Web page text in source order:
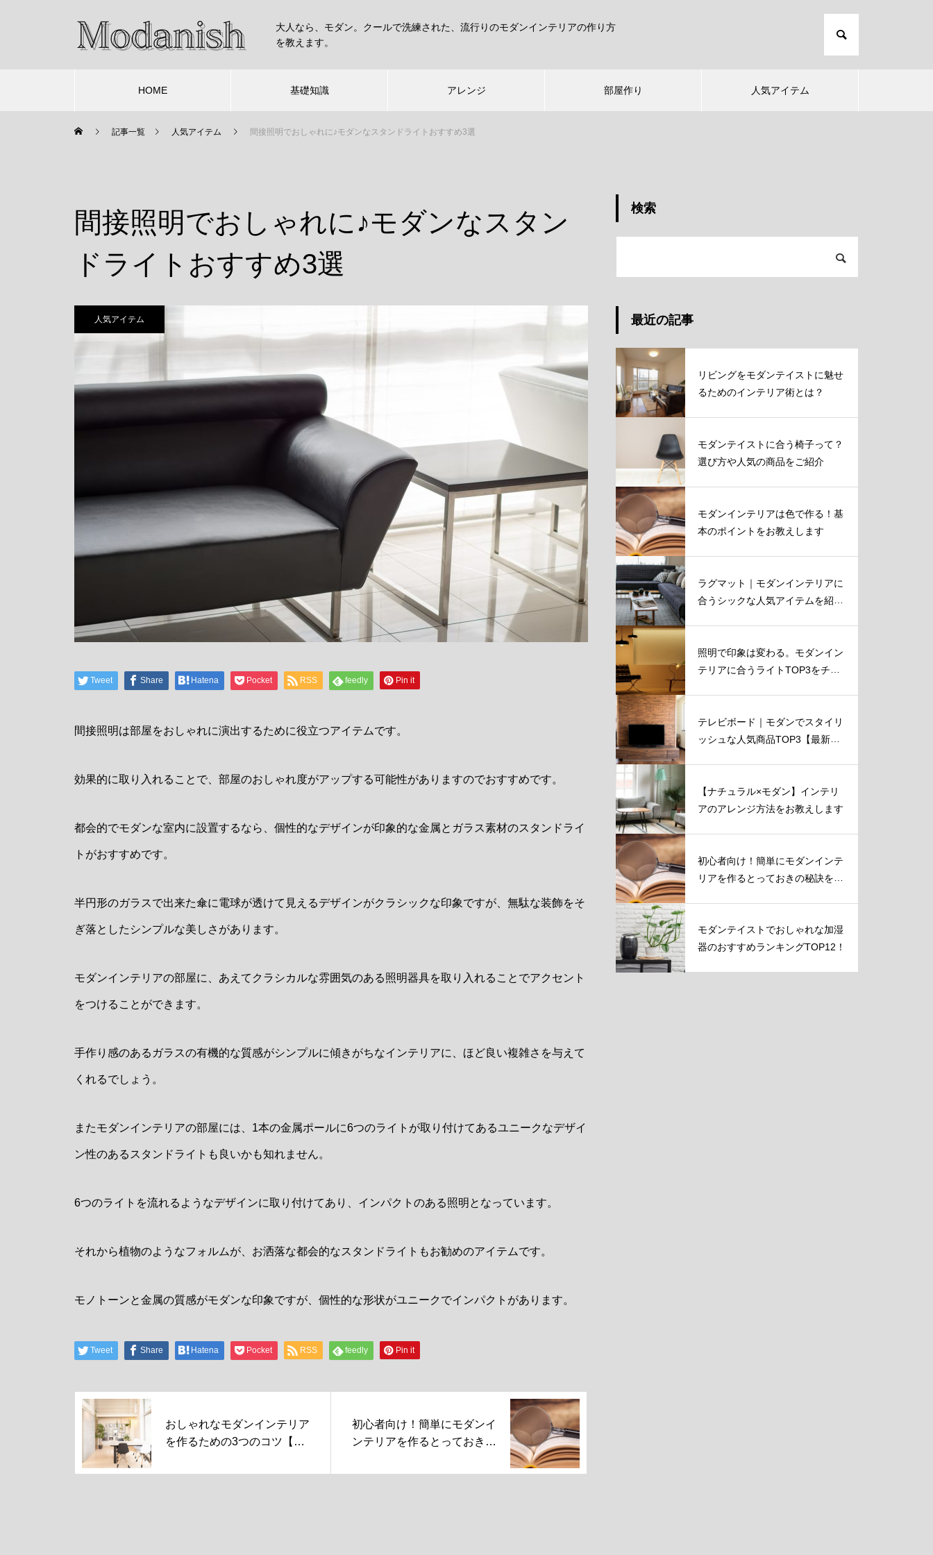
大人なら、モダン。クールで洗練された、流行りのモダンインテリアの作り方
を教えます。
HOME 基礎知識 アレンジ 部屋作り 人気アイテム
記事一覧 人気アイテム 間接照明でおしゃれに♪モダンなスタンドライトおすすめ3選
間接照明でおしゃれに♪モダンなスタン
ドライトおすすめ3選
人気アイテム
Tweet Share Hatena Pocket RSS feedly Pin it
間接照明は部屋をおしゃれに演出するために役立つアイテムです。
効果的に取り入れることで、部屋のおしゃれ度がアップする可能性がありますのでおすすめです。
都会的でモダンな室内に設置するなら、個性的なデザインが印象的な金属とガラス素材のスタンドライ
トがおすすめです。
半円形のガラスで出来た傘に電球が透けて見えるデザインがクラシックな印象ですが、無駄な装飾をそ
ぎ落としたシンプルな美しさがあります。
モダンインテリアの部屋に、あえてクラシカルな雰囲気のある照明器具を取り入れることでアクセント
をつけることができます。
手作り感のあるガラスの有機的な質感がシンプルに傾きがちなインテリアに、ほど良い複雑さを与えて
くれるでしょう。
またモダンインテリアの部屋には、1本の金属ポールに6つのライトが取り付けてあるユニークなデザイ
ン性のあるスタンドライトも良いかも知れません。
6つのライトを流れるようなデザインに取り付けてあり、インパクトのある照明となっています。
それから植物のようなフォルムが、お洒落な都会的なスタンドライトもお勧めのアイテムです。
モノトーンと金属の質感がモダンな印象ですが、個性的な形状がユニークでインパクトがあります。
Tweet Share Hatena Pocket RSS feedly Pin it
おしゃれなモダンインテリア
を作るための3つのコツ【初
初心者向け！簡単にモダンイ
ンテリアを作るとっておきの
検索
最近の記事
リビングをモダンテイストに魅せ
るためのインテリア術とは？
モダンテイストに合う椅子って？
選び方や人気の商品をご紹介
モダンインテリアは色で作る！基
本のポイントをお教えします
ラグマット｜モダンインテリアに
合うシックな人気アイテムを紹
照明で印象は変わる。モダンイン
テリアに合うライトTOP3をチェ
テレビボード｜モダンでスタイリ
ッシュな人気商品TOP3【最新
【ナチュラル×モダン】インテリ
アのアレンジ方法をお教えします
初心者向け！簡単にモダンインテ
リアを作るとっておきの秘訣を伝
モダンテイストでおしゃれな加湿
器のおすすめランキングTOP12！